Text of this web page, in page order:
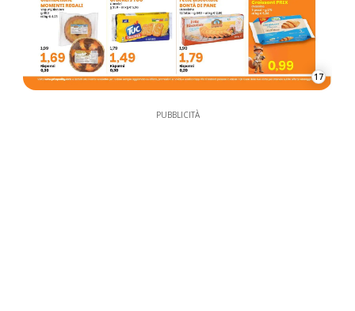
17
PUBBLICITÀ